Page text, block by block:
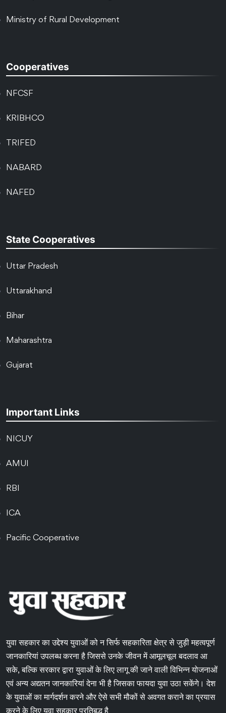
Ministry of Rural Development
Cooperatives
NFCSF
KRIBHCO
TRIFED
NABARD
NAFED
State Cooperatives
Uttar Pradesh
Uttarakhand
Bihar
Maharashtra
Gujarat
Important Links
NICUY
AMUI
RBI
ICA
Pacific Cooperative
युवा सहकार का उद्देश्य युवाओं को न सिर्फ सहकारिता क्षेत्र से जुड़ी महत्वपूर्ण
जानकारियां उपलब्ध करना है जिससे उनके जीवन में आमूलचूल बदलाव आ
सके, बल्कि सरकार द्वारा युवाओं के लिए लागू की जाने वाली विभिन्न योजनाओं
एवं अन्य अद्यतन जानकारियां देना भी है जिसका फायदा युवा उठा सकेंगे। देश
के युवाओं का मार्गदर्शन करने और ऐसे सभी मौकों से अवगत कराने का प्रयास